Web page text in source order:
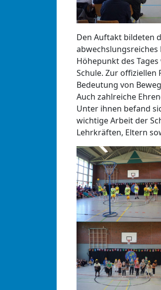
Den Auftakt bildeten
Höhepunkt des
Schule. Zur offiziellen
Bedeutung von
Auch zahlreiche
Unter ihnen befand
wichtige Arbeit der
Lehrkräften, Eltern